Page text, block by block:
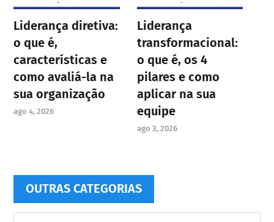
Liderança diretiva:
o que é,
características e
como avaliá-la na
sua organização
ago 4, 2026
Liderança
transformacional:
o que é, os 4
pilares e como
aplicar na sua
equipe
ago 3, 2026
OUTRAS CATEGORIAS